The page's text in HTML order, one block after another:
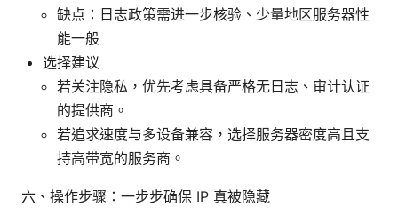
缺点：日志政策需进一步核验、少量地区服务器性
能一般
选择建议
若关注隐私，优先考虑具备严格无日志、审计认证
的提供商。
若追求速度与多设备兼容，选择服务器密度高且支
持高带宽的服务商。
六、操作步骤：一步步确保 IP 真被隐藏